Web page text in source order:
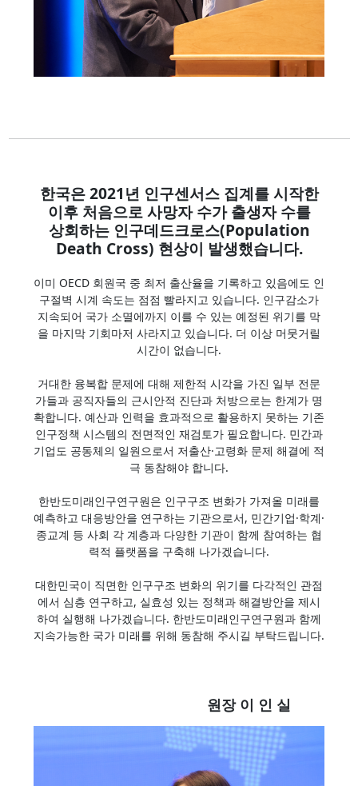
한국은 2021년 인구센서스 집계를 시작한
이후 처음으로 사망자 수가 출생자 수를
상회하는 인구데드크로스(Population
Death Cross) 현상이 발생했습니다.
이미 OECD 회원국 중 최저 출산율을 기록하고 있음에도 인
구절벽 시계 속도는 점점 빨라지고 있습니다. 인구감소가
지속되어 국가 소멸에까지 이를 수 있는 예정된 위기를 막
을 마지막 기회마저 사라지고 있습니다. 더 이상 머뭇거릴
시간이 없습니다.
거대한 융복합 문제에 대해 제한적 시각을 가진 일부 전문
가들과 공직자들의 근시안적 진단과 처방으로는 한계가 명
확합니다. 예산과 인력을 효과적으로 활용하지 못하는 기존
인구정책 시스템의 전면적인 재검토가 필요합니다. 민간과
기업도 공동체의 일원으로서 저출산·고령화 문제 해결에 적
극 동참해야 합니다.
한반도미래인구연구원은 인구구조 변화가 가져올 미래를
예측하고 대응방안을 연구하는 기관으로서, 민간기업·학계·
종교계 등 사회 각 계층과 다양한 기관이 함께 참여하는 협
력적 플랫폼을 구축해 나가겠습니다.
대한민국이 직면한 인구구조 변화의 위기를 다각적인 관점
에서 심층 연구하고, 실효성 있는 정책과 해결방안을 제시
하여 실행해 나가겠습니다. 한반도미래인구연구원과 함께
지속가능한 국가 미래를 위해 동참해 주시길 부탁드립니다.
원장 이 인 실